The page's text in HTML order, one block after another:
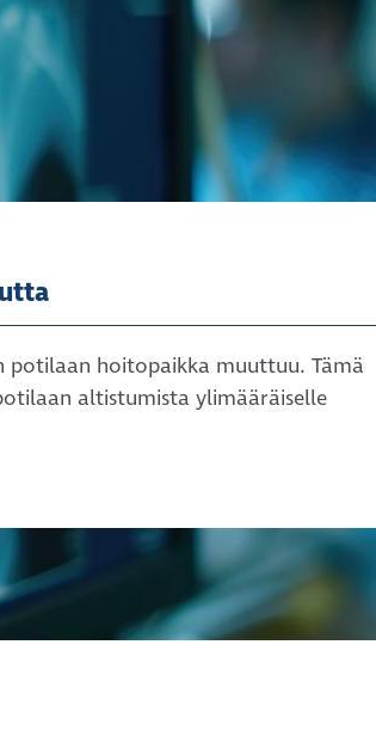
potilaan hoitopaikka muuttuu. Tämä
altistumista ylimääräiselle